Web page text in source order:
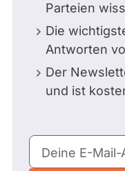
Parteien
Die
Antworten
Der
und ist
E-
Mail-
Deine E-